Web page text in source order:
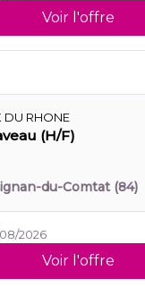
Voir l'offre
DU RHONE
(H/F)
du-Comtat (84)
2026
Voir l'offre